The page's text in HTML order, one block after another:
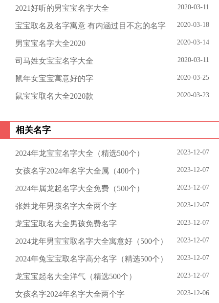
2020-03-11
2021好听的男宝宝名字大全
2020-03-18
宝宝取名及名字寓意 有内涵过目不忘的名字
2020-03-14
男宝宝名字大全2020
2020-03-11
司马姓女宝宝名字大全
2020-03-25
鼠年女宝宝寓意好的字
2020-03-23
鼠宝宝取名大全2020款
相关名字
2023-12-07
2024年龙宝宝名字大全（精选500个）
2023-12-07
女孩名字2024年名字大全属（400个）
2023-12-07
2024年属龙起名字大全免费（500个）
2023-12-07
张姓龙年男孩名字大全两个字
2023-12-07
龙宝宝取名大全男孩免费名字
2023-12-07
2024龙年男宝宝取名字大全寓意好（500个）
2023-12-07
2024年兔宝宝取名字高分名字（精选500个）
2023-12-07
龙宝宝起名大全洋气（精选500个）
2023-12-06
女孩名字2024年名字大全两个字